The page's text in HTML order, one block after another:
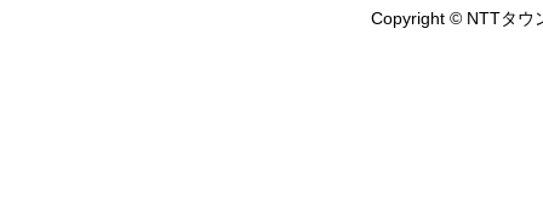
Copyright © NTTタウ